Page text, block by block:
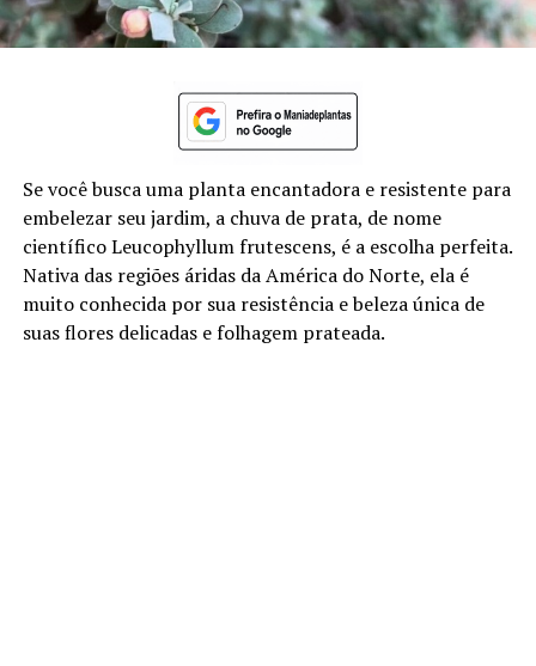
Se você busca uma planta encantadora e resistente para
embelezar seu jardim, a chuva de prata, de nome
científico Leucophyllum frutescens, é a escolha perfeita.
Nativa das regiões áridas da América do Norte, ela é
muito conhecida por sua resistência e beleza única de
suas flores delicadas e folhagem prateada.